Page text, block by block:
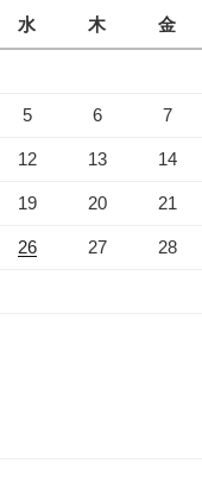
水 木 金
5 6 7
12 13 14
19 20 21
26 27 28